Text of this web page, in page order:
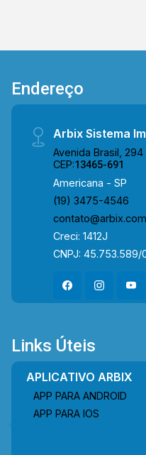
Endereço
Arbix Sistema
Avenida Brasil,
CEP:13465-691
Americana - SP
(19) 3475-4546
Creci: 1412J
CNPJ: 45.753.589/
Links Úteis
APLICATIVO ARBIX
APP PARA ANDROID
APP PARA IOS